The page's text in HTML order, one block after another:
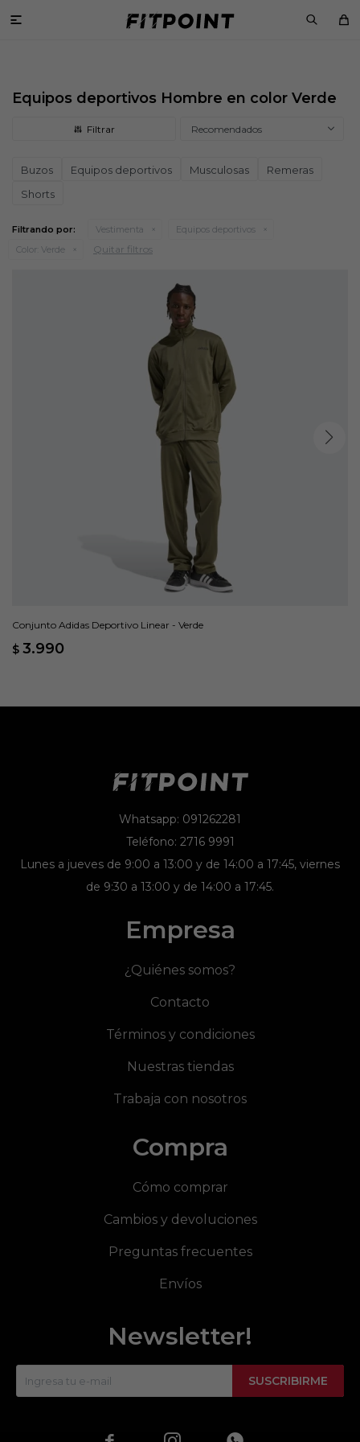

Equipos deportivos Hombre en color Verde
Recomendados
Buzos Equipos deportivos Musculosas
Remeras
Shorts
Filtrando por: Vestimenta
Equipos deportivos
Color: Verde Quitar filtros
Conjunto Adidas Deportivo Linear - Verde
$ 3.990
Whatsapp: 091262281
Teléfono: 2716 9991
Lunes a jueves de 9:00 a 13:00 y de 14:00 a 17:45, viernes
de 9:30 a 13:00 y de 14:00 a 17:45.
Empresa
¿Quiénes somos?
Contacto
Términos y condiciones
Nuestras tiendas
Trabaja con nosotros
Compra
Cómo comprar
Cambios y devoluciones
Preguntas frecuentes
Envíos
Newsletter!
SUSCRIBIRME